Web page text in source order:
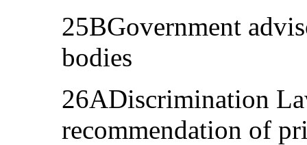
25BGovernment
bodies
26ADiscrimination
recommendation of